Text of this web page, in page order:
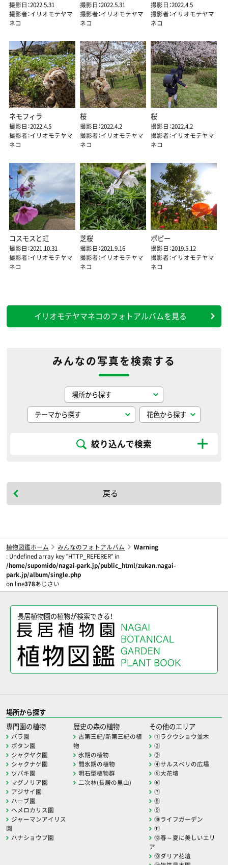
撮影日：2022.5.31
撮影者：イリオモテヤマ
ネコ
撮影日：2022.5.31
撮影者：イリオモテヤマ
ネコ
撮影日：2022.4.5
撮影者：イリオモテヤマ
ネコ
ネモフィラ
撮影日：2022.4.5
撮影者：イリオモテヤマ
ネコ
桜
撮影日：2022.4.2
撮影者：イリオモテヤマ
ネコ
桜
撮影日：2022.4.2
撮影者：イリオモテヤマ
ネコ
コスモスと虹
撮影日：2021.10.31
撮影者：イリオモテヤマ
ネコ
芝桜
撮影日：2021.9.16
撮影者：イリオモテヤマ
ネコ
ポピー
撮影日：2019.5.12
撮影者：イリオモテヤマ
ネコ
イリオモテヤマネコのフォトアルバムを見る
みんなの写真を検索する
絞り込んで検索
戻る
植物図鑑ホーム みんなのフォトアルバム
Warning
: Undefined array key "HTTP_REFERER" in
/home/supomido/nagai-park.jp/public_html/zukan.nagai-
park.jp/album/single.php
on line378あじさい
長居植物園の植物が検索できる！
場所から探す
専門園の植物
バラ園
ボタン園
シャクヤク園
シャクナゲ園
ツバキ園
マグノリア園
アジサイ園
ハーブ園
ヘメロカリス園
ジャーマンアイリス
園
ハナショウブ園
歴史の森の植物
古第三紀/新第三紀の植
物
氷期の植物
間氷期の植物
明石型植物群
二次林(長居の里山)
その他のエリア
①ラクウショウ並木
②
③
④サルスベリの広場
⑤大花壇
⑥
⑦
⑧
⑨
⑩ライフガーデン
⑪
⑫春～夏に美しいエリ
ア
⑬ダリア花壇